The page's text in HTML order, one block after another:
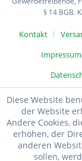
§ 14 BGB.
Kontakt
Impressum
Diese Website
der Website
Andere Cookies,
erhöhen, der
anderen
sollen,